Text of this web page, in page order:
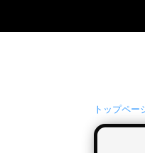
トップペー